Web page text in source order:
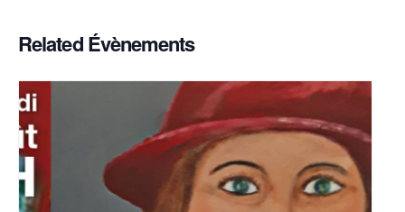
Related Évènements